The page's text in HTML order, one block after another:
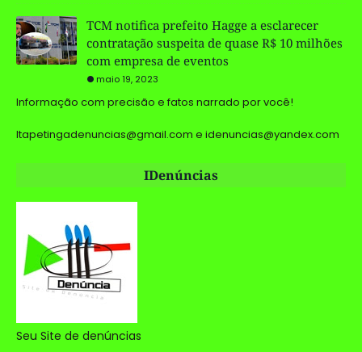
TCM notifica prefeito Hagge a esclarecer
contratação suspeita de quase R$ 10 milhões
com empresa de eventos
maio 19, 2023
Informação com precisão e fatos narrado por você!
Itapetingadenuncias@gmail.com e idenuncias@yandex.com
IDenúncias
Seu Site de denúncias